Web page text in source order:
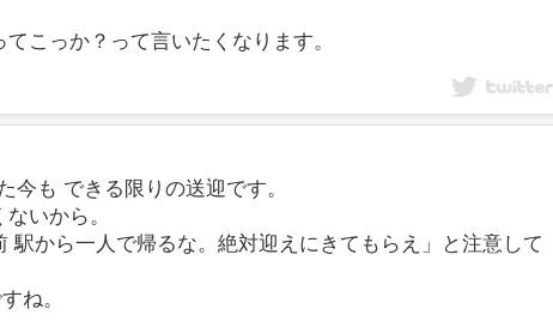
こっか？って言いたくなります。
今も できる限りの送迎です。
いから。
駅から一人で帰るな。絶対迎えにきてもらえ」と注意して
ね。